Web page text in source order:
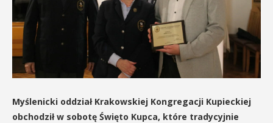
Myślenicki oddział Krakowskiej Kongregacji Kupieckiej
obchodził w sobotę Święto Kupca, które tradycyjnie